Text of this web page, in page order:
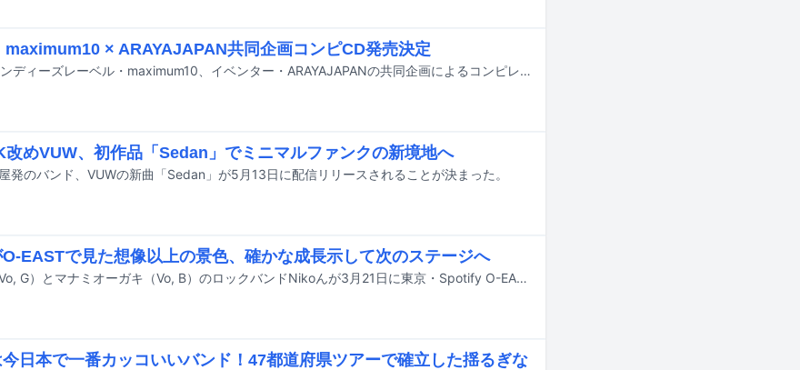
× ARAYAJAPAN共同企画コンピCD発売決定
Nikoん、インディーズレーベル・maximum10、イベンター・ARAYAJAPANの共同企画によるコンピレーションCD「as it is /（not）as」が、7月8日にタワーレコード限定でリリースされる。
めVUW、初作品「Sedan」でミニマルファンクの新境地へ
発のバンド、VUWの新曲「Sedan」が5月13日に配信リリースされることが決まった。
EASTで見た想像以上の景色、確かな成長示して次のステージへ
オオスカ（Vo, G）とマナミオーガキ（Vo, B）のロックバンドNikoんが3月21日に東京・Spotify O-EASTでワンマンライブ「ふたり。」を開催した。
日本で一番カッコいいバンド！47都道府県ツアーで確立した揺るぎな